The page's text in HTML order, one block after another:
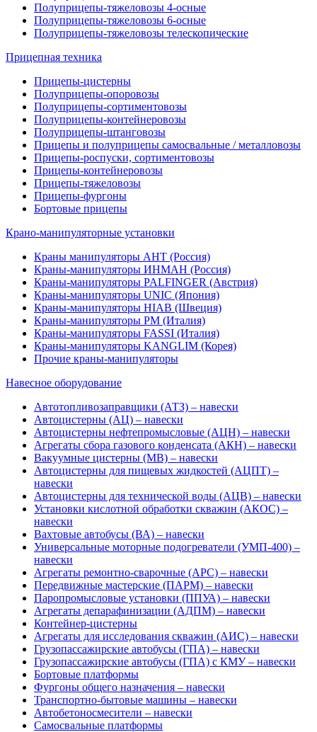
Полуприцепы-тяжеловозы 4-осные
Полуприцепы-тяжеловозы 6-осные
Полуприцепы-тяжеловозы телескопические
Прицепная техника
Прицепы-цистерны
Полуприцепы-опоровозы
Полуприцепы-сортиментовозы
Полуприцепы-контейнеровозы
Полуприцепы-штанговозы
Прицепы и полуприцепы самосвальные / металловозы
Прицепы-роспуски, сортиментовозы
Прицепы-контейнеровозы
Прицепы-тяжеловозы
Прицепы-фургоны
Бортовые прицепы
Крано-манипуляторные установки
Краны манипуляторы АНТ (Россия)
Краны-манипуляторы ИНМАН (Россия)
Краны-манипуляторы PALFINGER (Австрия)
Краны-манипуляторы UNIC (Япония)
Краны-манипуляторы HIAB (Швеция)
Краны-манипуляторы PM (Италия)
Краны-манипуляторы FASSI (Италия)
Краны-манипуляторы KANGLIM (Корея)
Прочие краны-манипуляторы
Навесное оборудование
Автотопливозаправщики (АТЗ) – навески
Автоцистерны (АЦ) – навески
Автоцистерны нефтепромысловые (АЦН) – навески
Агрегаты сбора газового конденсата (АКН) – навески
Вакуумные цистерны (МВ) – навески
Автоцистерны для пищевых жидкостей (АЦПТ) –
навески
Автоцистерны для технической воды (АЦВ) – навески
Установки кислотной обработки скважин (АКОС) –
навески
Вахтовые автобусы (ВА) – навески
Универсальные моторные подогреватели (УМП-400) –
навески
Агрегаты ремонтно-сварочные (АРС) – навески
Передвижные мастерские (ПАРМ) – навески
Паропромысловые установки (ППУА) – навески
Агрегаты депарафинизации (АДПМ) – навески
Контейнер-цистерны
Агрегаты для исследования скважин (АИС) – навески
Грузопассажирские автобусы (ГПА) – навески
Грузопассажирские автобусы (ГПА) с КМУ – навески
Бортовые платформы
Фургоны общего назначения – навески
Транспортно-бытовые машины – навески
Автобетоносмесители – навески
Самосвальные платформы